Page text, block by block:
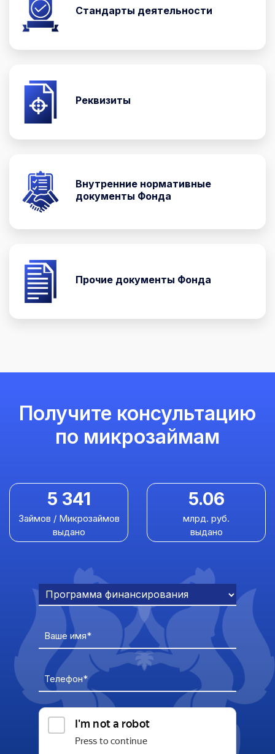
Стандарты деятельности
Реквизиты
Внутренние нормативные
документы Фонда
Прочие документы Фонда
Получите консультацию
по микрозаймам
5 341
Займов / Микрозаймов
выдано
5.06
млрд. руб.
выдано
Ваше имя*
Телефон*